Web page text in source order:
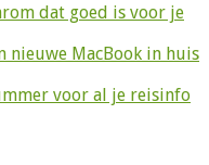
dat goed is voor je
nieuwe MacBook in huis
voor al je reisinfo